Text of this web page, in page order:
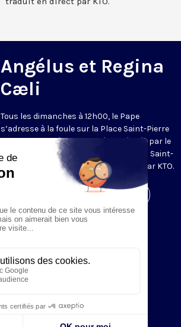
Angélus et Regina
Cæli
Tous les dimanches à 12h00, le Pape
s’adresse à la foule sur la Place Saint-Pierre
de Rome. La prière de l’Angélus, récitée par le
Pape, est précédée d’une allocution du Saint-
Père. Retransmis et traduit en direct par KTO.
Visiter la page de l'émission